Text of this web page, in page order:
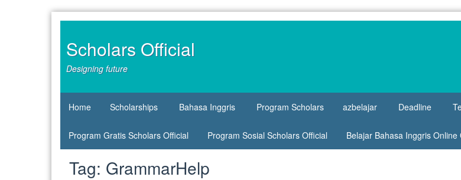
Scholars Official
Designing future
Home Scholarships Bahasa Inggris Program Scholars azbelajar Deadline
Program Gratis Scholars Official Program Sosial Scholars Official Belajar Bahasa Inggris
Tag: GrammarHelp